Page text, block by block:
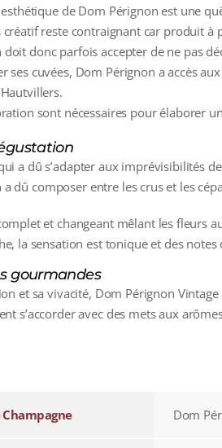
esthétique de Dom Pérignon est une
créatif reste contraignant car produit à
doit donc parfois accepter de ne pas
ses cuvées, Dom Pérignon a accès
sont nécessaires pour élaborer
a dû s’adapter aux imprévisibilités
dû composer entre les crus et les
et changeant mêlant les fleurs
la sensation est tonique et des
gourmandes
et sa vivacité, Dom Pérignon
s’accorder avec des mets aux
Dom